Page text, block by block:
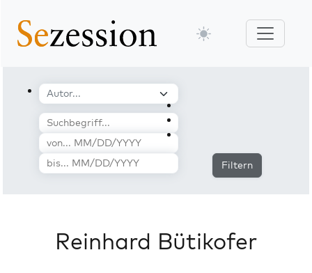
Filtern
Reinhard Bütikofer